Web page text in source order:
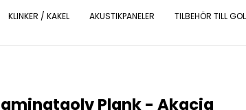
KLINKER / KAKEL AKUSTIKPANELER TILBEHÖR TILL
Plank - Akacia